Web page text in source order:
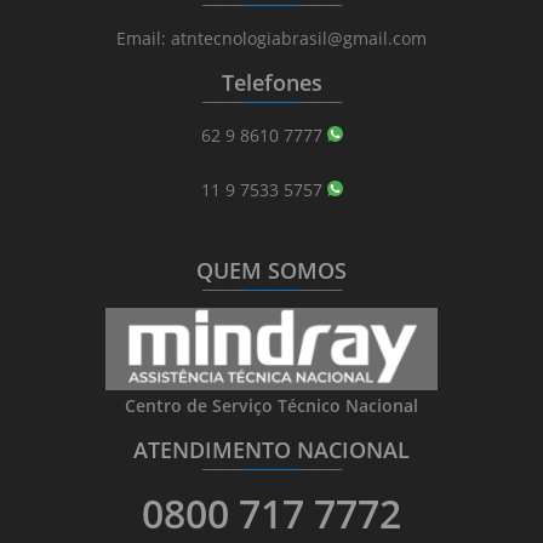
Email: atntecnologiabrasil@gmail.com
Telefones
_______________________
62 9 8610 7777
11 9 7533 5757
QUEM SOMOS
_______________________
Centro de Serviço Técnico Nacional
ATENDIMENTO NACIONAL
_______________________
0800 717 7772